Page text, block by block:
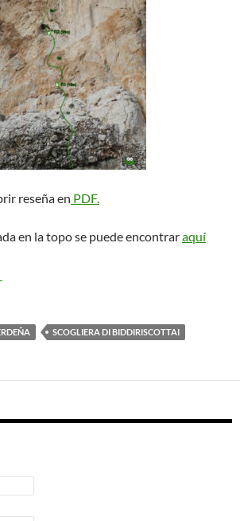
reseña en PDF.
en la topo se puede encontraraquí
Cala Gonone
SCOGLIERA DI BIDDIRISCOTTAI